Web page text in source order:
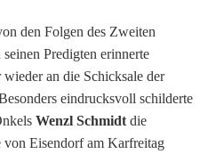
den Folgen des Zweiten
Predigten erinnerte
an die Schicksale der
eindrucksvoll schilderte
Wenzl Schmidt die
von Eisendorf am Karfreitag